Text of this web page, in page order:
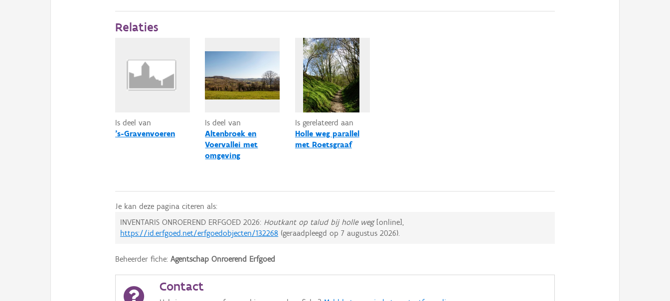
Relaties
Is deel van
's-Gravenvoeren
Is deel van
Altenbroek en
Voervallei met
omgeving
Is gerelateerd aan
Holle weg parallel
met Roetsgraaf
Je kan deze pagina citeren als:
INVENTARIS ONROEREND ERFGOED 2026: Houtkant op talud bij holle weg[online],
https://id.erfgoed.net/erfgoedobjecten/132268 (geraadpleegd op7 augustus 2026).
Beheerder fiche:Agentschap Onroerend Erfgoed
Contact